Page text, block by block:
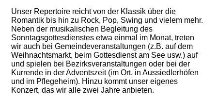
Unser Repertoire reicht von der Klassik über die
Romantik bis hin zu Rock, Pop, Swing und vielem mehr.
Neben der musikalischen Begleitung des
Sonntagsgottesdienstes etwa einmal im Monat, treten
wir auch bei Gemeindeveranstaltungen (z.B. auf dem
Weihnachtsmarkt, beim Gottesdienst am See usw.) auf
und spielen bei Bezirksveranstaltungen oder bei der
Kurrende in der Adventszeit (im Ort, in Aussiedlerhöfen
und im Pflegeheim). Hinzu kommt unser eigenes
Konzert, das wir alle zwei Jahre anbieten.